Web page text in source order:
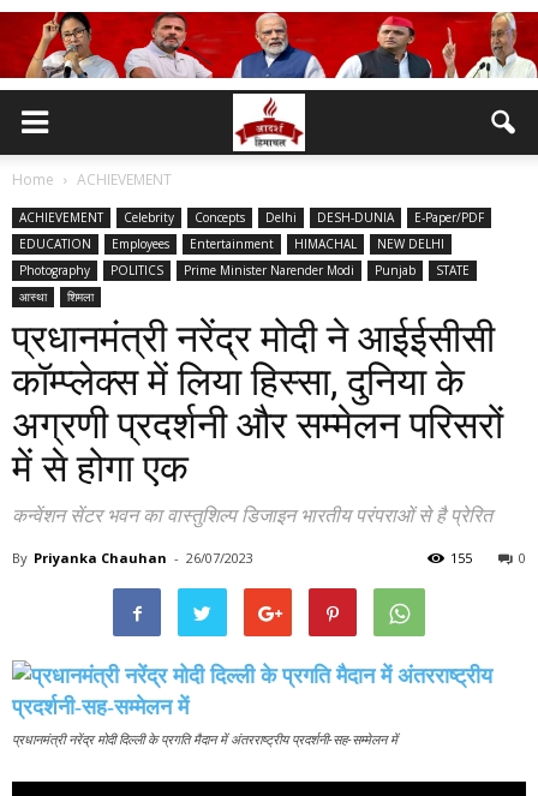
Home ACHIEVEMENT
ACHIEVEMENT Celebrity Concepts Delhi DESH-DUNIA
E-Paper/PDF
EDUCATION
Employees Entertainment HIMACHAL
NEW DELHI
Photography
POLITICS Prime Minister Narender Modi Punjab
STATE
आस्था
शिमला
प्रधानमंत्री नरेंद्र मोदी ने आईईसीसी
कॉम्प्लेक्स में लिया हिस्सा, दुनिया के
अग्रणी प्रदर्शनी और सम्मेलन परिसरों
में से होगा एक
कन्वेंशन सेंटर भवन का वास्तुशिल्प डिजाइन भारतीय परंपराओं से है प्रेरित
By Priyanka Chauhan - 26/07/2023 0
155
प्रधानमंत्री नरेंद्र मोदी दिल्ली के प्रगति मैदान में अंतरराष्ट्रीय प्रदर्शनी-सह-सम्मेलन में